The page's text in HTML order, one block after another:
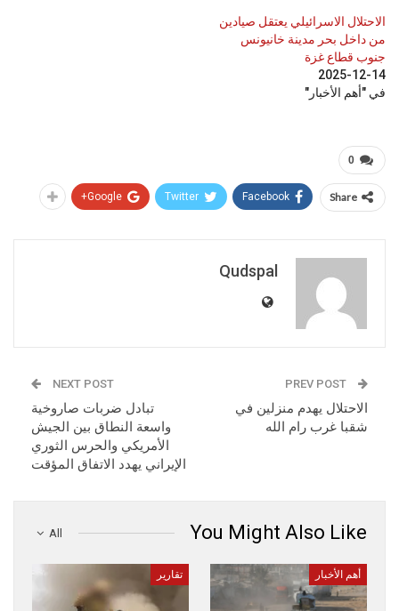
الاحتلال الاسرائيلي يعتقل صيادين
من داخل بحر مدينة خانيونس
جنوب قطاع غزة
2025-12-14
في "أهم الأخبار"
0
Share
Facebook
Twitter
Google+
Qudspal
الاحتلال يهدم منزلين في
شقبا غرب رام الله
NEXT POST
تبادل ضربات صاروخية
واسعة النطاق بين الجيش
الأمريكي والحرس الثوري
الإيراني يهدد الاتفاق المؤقت
All You Might Also Like
أهم الأخبار تقارير